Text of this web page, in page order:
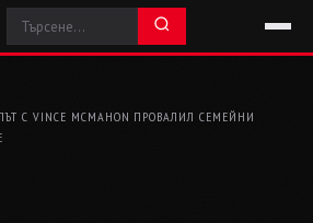
С VINCE MCMAHON ПРОВАЛИЛ СЕМЕЙНИ